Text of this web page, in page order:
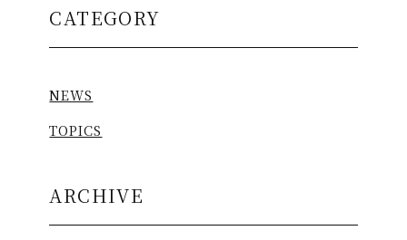
CATEGORY
NEWS
TOPICS
ARCHIVE